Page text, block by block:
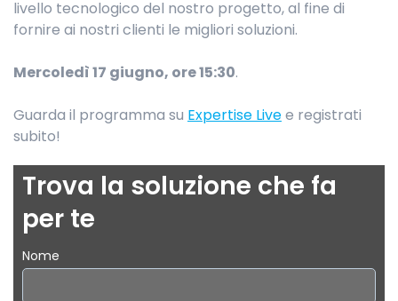
livello tecnologico del nostro progetto, al fine di
fornire ai nostri clienti le migliori soluzioni.
Mercoledì 17 giugno, ore 15:30.
Guarda il programma su Expertise Livee registrati
subito!
Trova la soluzione che fa
per te
Nome